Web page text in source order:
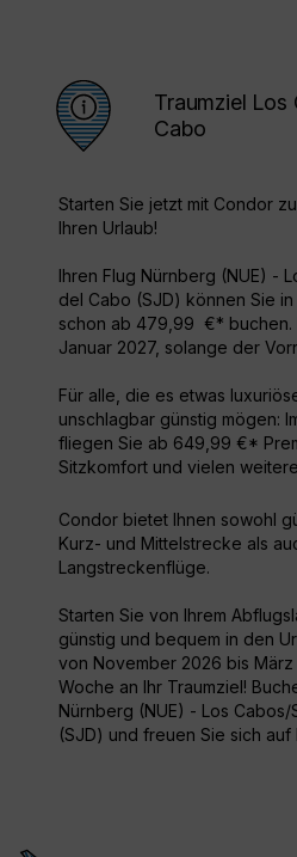
Traumziel Los
Cabo
Starten Sie jetzt mit Condor
Ihren Urlaub!
Ihren Flug Nürnberg (NUE) -
del Cabo (SJD) können Sie
schon ab 479,99 €* buchen.
Januar 2027, solange der
Für alle, die es etwas
unschlagbar günstig mögen:
fliegen Sie ab 649,99 €*
Sitzkomfort und vielen
Condor bietet Ihnen sowohl
Kurz- und Mittelstrecke als
Langstreckenflüge.
Starten Sie von Ihrem
günstig und bequem in den
von November 2026 bis
Woche an Ihr Traumziel!
Nürnberg (NUE) - Los
(SJD) und freuen Sie sich